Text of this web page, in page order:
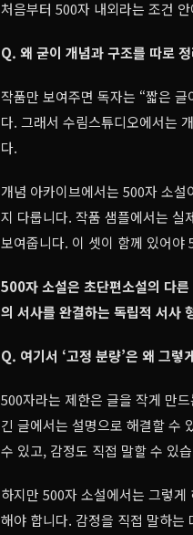
처음부터 500자 내외라는 조건
Q. 왜 굳이 개념과 구조를 따로
작품만 보여주면 독자는 “짧은
다. 그래서 수림스튜디오에서는
다.
개념 아카이브에서는 500자 소
지 다룹니다. 작품 샘플에서는 실
보여줍니다. 이 셋이 함께 있어야
500자 소설은 초단편소설의 다
의 서사를 완결하는 독립적 서사
Q. 여기서 ‘고정 분량’은 왜 그렇
500자라는 제한은 글을 작게 만
긴 글에서는 설명으로 해결할 수
수 있고, 감정도 직접 말할 수 있
하지만 500자 소설에서는 그렇
해야 합니다. 감정을 직접 말하는